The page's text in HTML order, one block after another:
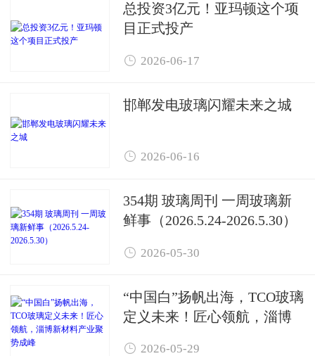
总投资3亿元！亚玛顿这个项
目正式投产
 2026-06-17
邯郸发电玻璃闪耀未来之城
 2026-06-16
354期 玻璃周刊 一周玻璃新
鲜事（2026.5.24-2026.5.30）
 2026-05-30
“中国白”扬帆出海，TCO玻璃
定义未来！匠心领航，淄博
 2026-05-29